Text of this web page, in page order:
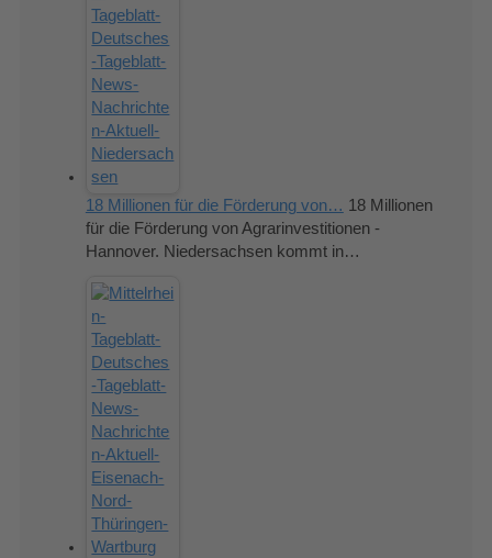
18 Millionen für die Förderung von… 18 Millionen
für die Förderung von Agrarinvestitionen -
Hannover. Niedersachsen kommt in…